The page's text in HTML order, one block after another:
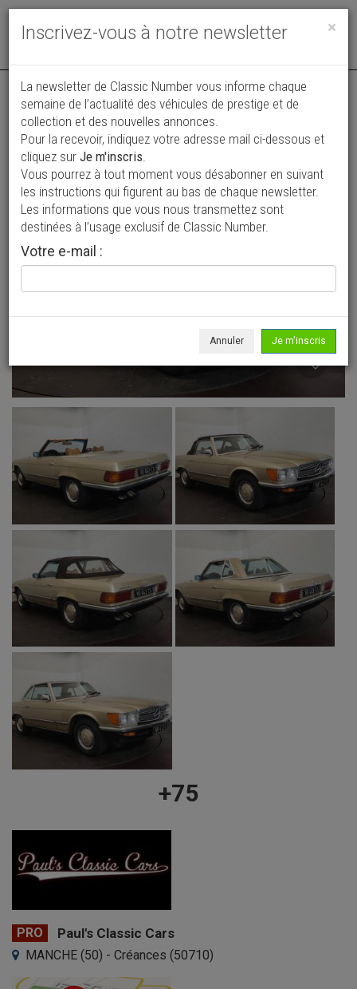
Toggle
Annonce actualisée le 31/07/2026 ( il y a 7 jours )
Mercedes-Benz SL 450
27 500 €
1972 Cabriolet / roadster 162 637 km
+75
PRO Paul's Classic Cars
MANCHE (50) - Créances (50710)
×
Inscrivez-vous à notre newsletter
La newsletter de Classic Number vous informe chaque
semaine de l’actualité des véhicules de prestige et de
collection et des nouvelles annonces.
Pour la recevoir, indiquez votre adresse mail ci-dessous et
cliquez sur Je m'inscris.
Vous pourrez à tout moment vous désabonner en suivant
les instructions qui figurent au bas de chaque newsletter.
Les informations que vous nous transmettez sont
destinées à l’usage exclusif de Classic Number.
Votre e-mail :
Annuler Je m'inscris